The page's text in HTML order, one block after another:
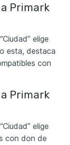
Primark
elige
esta, destaca
con
Primark
elige
con don de